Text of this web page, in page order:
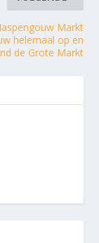
Markt
helemaal op en
de Grote Markt